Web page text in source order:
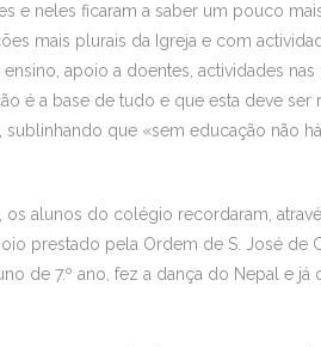
e neles ficaram a saber um pouco
mais plurais da Igreja e com
apoio a doentes, actividades nas
é a base de tudo e que esta deve ser
que «sem educação não
os alunos do colégio recordaram,
prestado pela Ordem de S. José de
de 7.º ano, fez a dança do Nepal e já